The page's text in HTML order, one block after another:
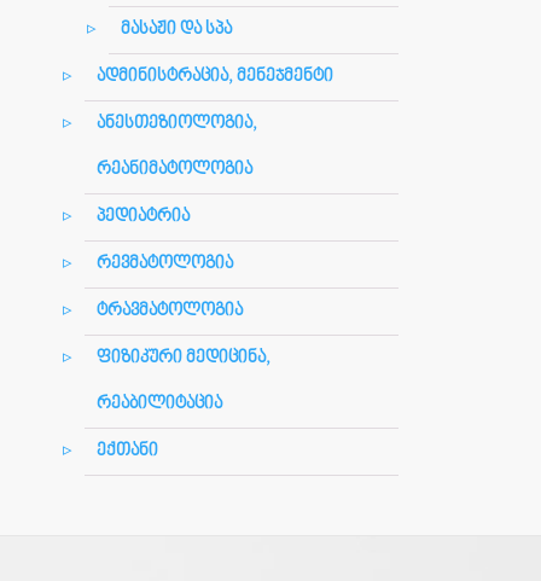
მასაჟი და სპა
ადმინისტრაცია, მენეჯმენტი
ანესთეზიოლოგია,
რეანიმატოლოგია
პედიატრია
რევმატოლოგია
ტრავმატოლოგია
ფიზიკური მედიცინა,
რეაბილიტაცია
ექთანი